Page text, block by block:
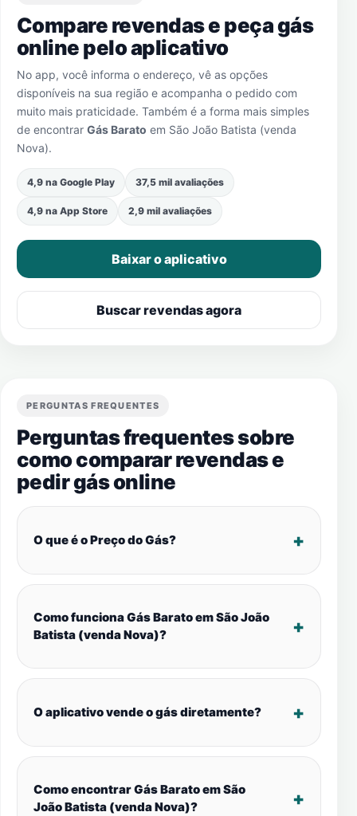
Compare revendas e peça gás
online pelo aplicativo
No app, você informa o endereço, vê as opções
disponíveis na sua região e acompanha o pedido com
muito mais praticidade. Também é a forma mais simples
de encontrar Gás Barato em São João Batista (venda
Nova).
4,9 na Google Play 37,5 mil avaliações
4,9 na App Store 2,9 mil avaliações
Baixar o aplicativo
Buscar revendas agora
PERGUNTAS FREQUENTES
Perguntas frequentes sobre
como comparar revendas e
pedir gás online
O que é o Preço do Gás?
Como funciona Gás Barato em São João
Batista (venda Nova)?
O aplicativo vende o gás diretamente?
Como encontrar Gás Barato em São
João Batista (venda Nova)?